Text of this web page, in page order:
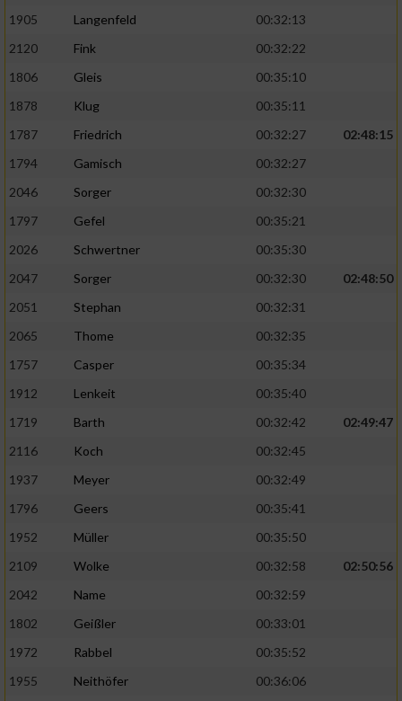
1905
Langenfeld
00:32:13
2120
Fink
00:32:22
1806
Gleis
00:35:10
1878
Klug
00:35:11
1787
Friedrich 00:32:27
02:48:15
1794
Gamisch
00:32:27
2046
Sorger
00:32:30
1797
Gefel
00:35:21
2026
Schwertner
00:35:30
2047
Sorger 00:32:30
02:48:50
2051
Stephan
00:32:31
2065
Thome
00:32:35
1757
Casper
00:35:34
1912
Lenkeit
00:35:40
1719
Barth 00:32:42
02:49:47
2116
Koch
00:32:45
1937
Meyer
00:32:49
1796
Geers
00:35:41
1952
Müller
00:35:50
2109
Wolke 00:32:58
02:50:56
2042
Name
00:32:59
1802
Geißler
00:33:01
1972
Rabbel
00:35:52
1955
Neithöfer
00:36:06